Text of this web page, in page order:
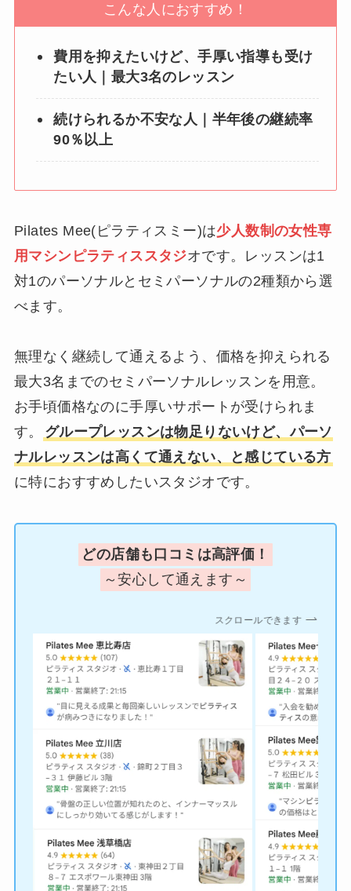
こんな人におすすめ！
費用を抑えたいけど、手厚い指導も受け
たい人｜最大3名のレッスン
続けられるか不安な人｜半年後の継続率
90％以上
Pilates Mee(ピラティスミー)は少人数制の女性専
用マシンピラティススタジオです。レッスンは1
対1のパーソナルとセミパーソナルの2種類から選
べます。
無理なく継続して通えるよう、価格を抑えられる
最大3名までのセミパーソナルレッスンを用意。
お手頃価格なのに手厚いサポートが受けられま
す。
グループレッスンは物足りないけど、パーソ
ナルレッスンは高くて通えない、と感じている方
に特におすすめしたいスタジオです。
どの店舗も口コミは高評価！
～安心して通えます～
スクロールできます